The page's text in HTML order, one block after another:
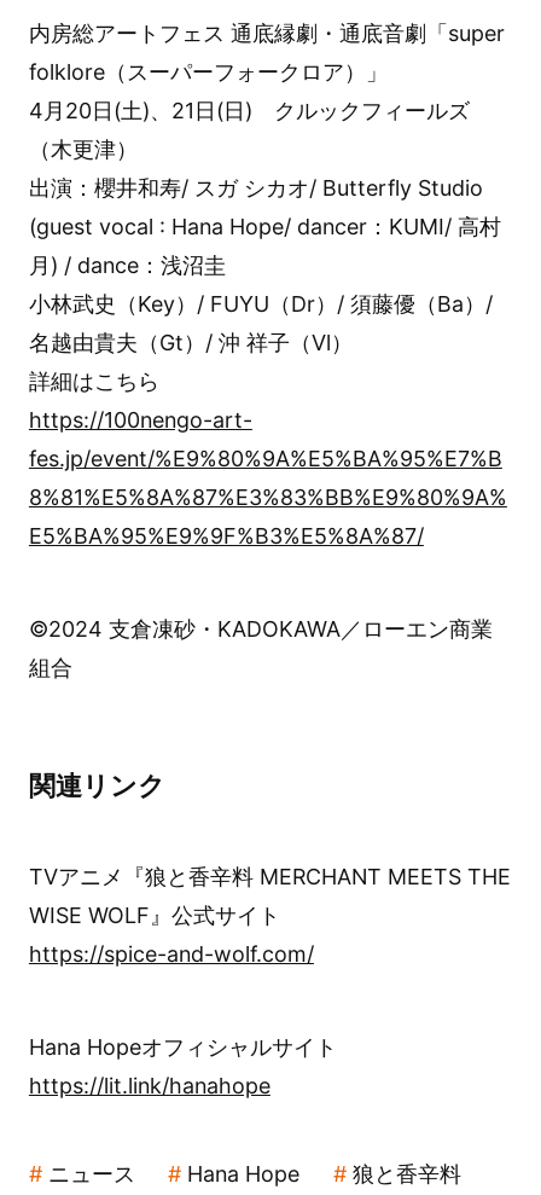
内房総アートフェス 通底縁劇・通底音劇「super
folklore（スーパーフォークロア）」
4月20日(土)、21日(日) クルックフィールズ
（木更津）
出演：櫻井和寿/ スガ シカオ/ Butterfly Studio
(guest vocal : Hana Hope/ dancer：KUMI/ 高村
月) / dance：浅沼圭
小林武史（Key）/ FUYU（Dr）/ 須藤優（Ba）/
名越由貴夫（Gt）/ 沖 祥子（Vl）
詳細はこちら
https://100nengo-art-
fes.jp/event/%E9%80%9A%E5%BA%95%E7%B
8%81%E5%8A%87%E3%83%BB%E9%80%9A%
E5%BA%95%E9%9F%B3%E5%8A%87/
©2024 支倉凍砂・KADOKAWA／ローエン商業
組合
関連リンク
TVアニメ『狼と香辛料 MERCHANT MEETS THE
WISE WOLF』公式サイト
https://spice-and-wolf.com/
Hana Hopeオフィシャルサイト
https://lit.link/hanahope
ニュース Hana Hope 狼と香辛料